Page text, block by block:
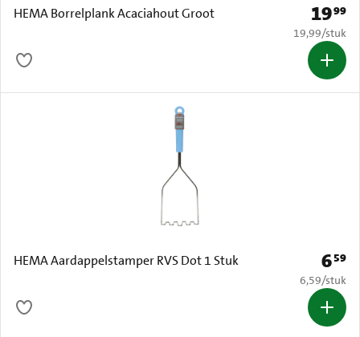
HEMA Borrelplank Acaciahout Groot Prijs: €
1999
€ 19,99 per
19,99/stuk
HEMA Aardappelstamper RVS Dot 1 Stuk Prijs:
659
€ 6,59 per
6,59/stuk